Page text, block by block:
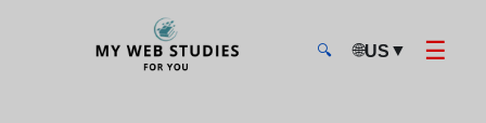
🔍 🌐US ▼ ☰